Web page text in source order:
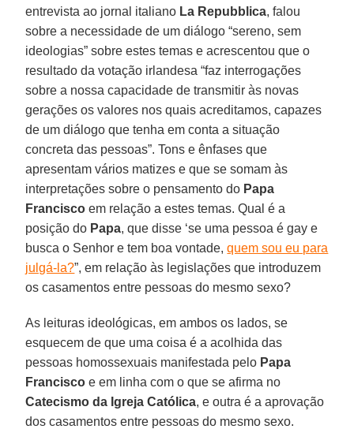
entrevista ao jornal italiano La Repubblica, falou
sobre a necessidade de um diálogo “sereno, sem
ideologias” sobre estes temas e acrescentou que o
resultado da votação irlandesa “faz interrogações
sobre a nossa capacidade de transmitir às novas
gerações os valores nos quais acreditamos, capazes
de um diálogo que tenha em conta a situação
concreta das pessoas”. Tons e ênfases que
apresentam vários matizes e que se somam às
interpretações sobre o pensamento do Papa
Francisco em relação a estes temas. Qual é a
posição do Papa, que disse ‘se uma pessoa é gay e
busca o Senhor e tem boa vontade,quem sou eu para
julgá-la?”, em relação às legislações que introduzem
os casamentos entre pessoas do mesmo sexo?
As leituras ideológicas, em ambos os lados, se
esquecem de que uma coisa é a acolhida das
pessoas homossexuais manifestada pelo Papa
Francisco e em linha com o que se afirma no
Catecismo da Igreja Católica, e outra é a aprovação
dos casamentos entre pessoas do mesmo sexo.